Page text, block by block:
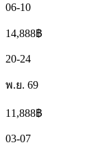
06-10
14,888฿
20-24
พ.ย. 69
11,888฿
03-07